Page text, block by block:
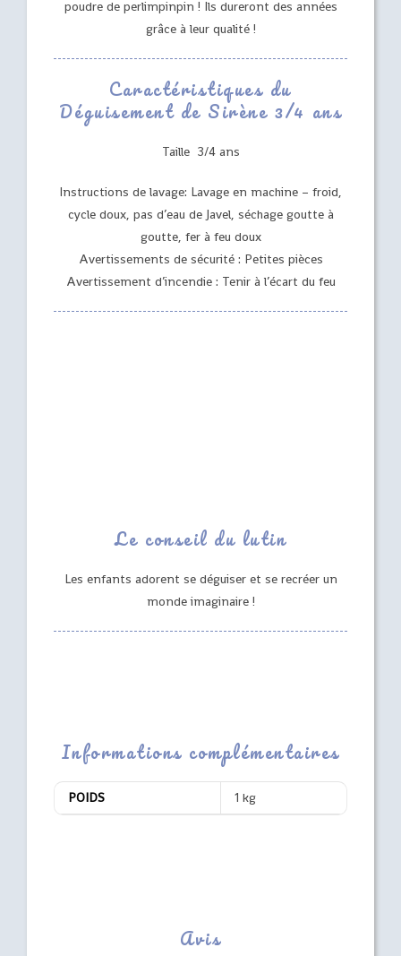
poudre de perlimpinpin ! Ils dureront des années
grâce à leur qualité !
Caractéristiques du
Déguisement de Sirène 3/4 ans
Taille 3/4 ans
Instructions de lavage: Lavage en machine – froid,
cycle doux, pas d’eau de Javel, séchage goutte à
goutte, fer à feu doux
Avertissements de sécurité : Petites pièces
Avertissement d’incendie : Tenir à l’écart du feu
Le conseil du lutin
Les enfants adorent se déguiser et se recréer un
monde imaginaire !
Informations complémentaires
POIDS 1 kg
Avis